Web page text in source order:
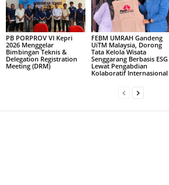
PB PORPROV VI Kepri
2026 Menggelar
Bimbingan Teknis &
Delegation Registration
Meeting (DRM)
FEBM UMRAH Gandeng
UiTM Malaysia, Dorong
Tata Kelola Wisata
Senggarang Berbasis ESG
Lewat Pengabdian
Kolaboratif Internasional